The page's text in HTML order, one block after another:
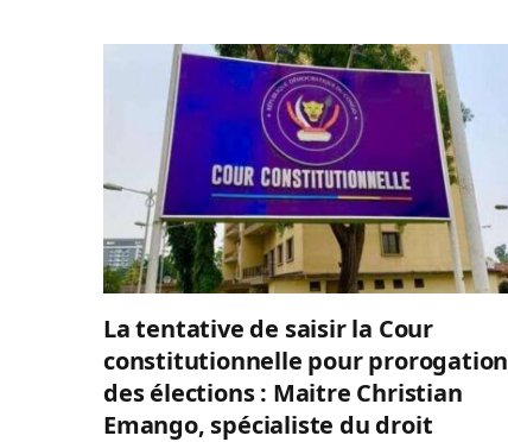
La tentative de saisir la Cour
constitutionnelle pour prorogation
des élections : Maitre Christian
Emango, spécialiste du droit